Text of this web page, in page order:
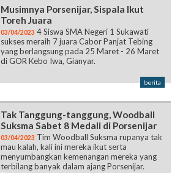
Musimnya Porsenijar, Sispala Ikut
Toreh Juara
03/04/2023 4 Siswa SMA Negeri 1 Sukawati
sukses meraih 7 juara Cabor Panjat Tebing
yang berlangsung pada 25 Maret - 26 Maret
di GOR Kebo Iwa, Gianyar.
berita
Tak Tanggung-tanggung, Woodball
Suksma Sabet 8 Medali di Porsenijar
03/04/2023 Tim Woodball Suksma rupanya tak
mau kalah, kali ini mereka ikut serta
menyumbangkan kemenangan mereka yang
terbilang banyak dalam ajang Porsenijar.